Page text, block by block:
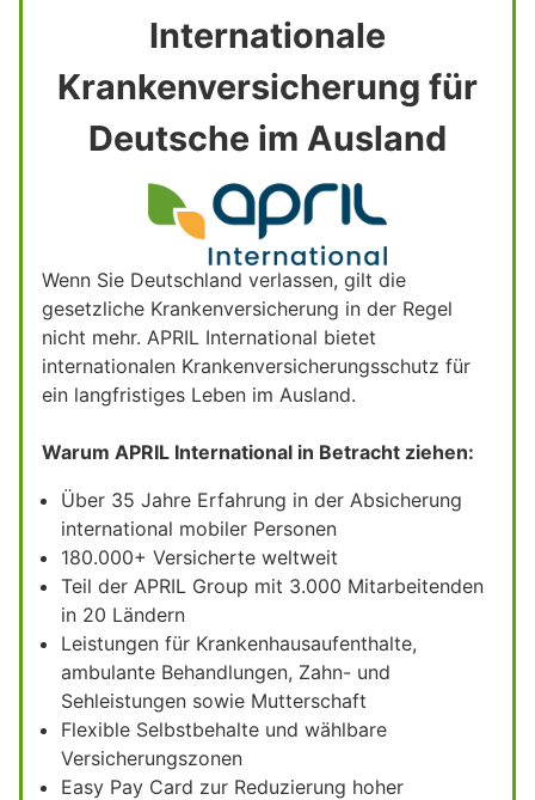
Internationale
Krankenversicherung für
Deutsche im Ausland
Wenn Sie Deutschland verlassen, gilt die
gesetzliche Krankenversicherung in der Regel
nicht mehr. APRIL International bietet
internationalen Krankenversicherungsschutz für
ein langfristiges Leben im Ausland.
Warum APRIL International in Betracht ziehen:
Über 35 Jahre Erfahrung in der Absicherung
international mobiler Personen
180.000+ Versicherte weltweit
Teil der APRIL Group mit 3.000 Mitarbeitenden
in 20 Ländern
Leistungen für Krankenhausaufenthalte,
ambulante Behandlungen, Zahn- und
Sehleistungen sowie Mutterschaft
Flexible Selbstbehalte und wählbare
Versicherungszonen
Easy Pay Card zur Reduzierung hoher